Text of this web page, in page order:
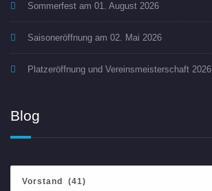
Sommerfest am 01. August 2026
Saisoneröffnung am 02. Mai 2026
Platzeröffnung und Vereinsmeisterschaft 2026
Blog